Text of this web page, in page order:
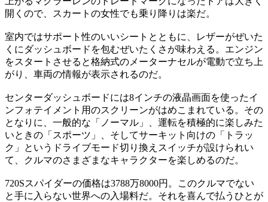
開くので、スカートの女性でも乗り降りは楽だ。
室内ではサポート性のいいシートとともに、レザーがぜいた
くにダッシュボードを包むぜいたくさが味わえる。エンジン
をスタートさせると格納式のメーターナセルが電動で立ち上
がり、車両の情報が表示されるのだ。
センターダッシュボードには8インチの液晶画面を使ったイ
ンフォテイメント用のスクリーンがはめこまれている。その
となりに、一般的な「ノーマル」、運転を積極的に楽しみた
いときの「スポーツ」、そしてサーキット向けの「トラッ
ク」というドライブモード切り換えスイッチが設けられい
て、クルマのさまざまなキャラクターを楽しめるのだ。
720Sスパイダーの価格は3788万8000円。このクルマでない
と手に入らない世界への入場料だ。それを喜んで払うひとが